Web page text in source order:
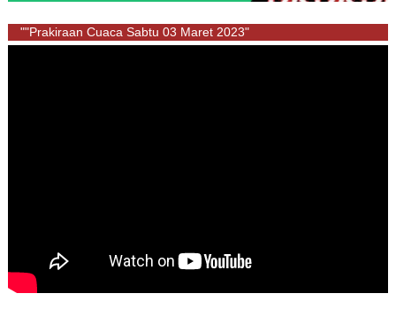
""Prakiraan Cuaca Sabtu 03 Maret 2023"